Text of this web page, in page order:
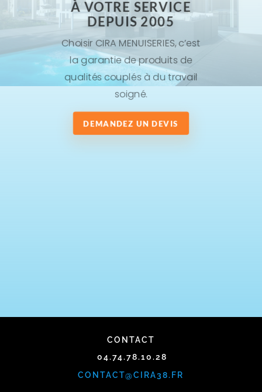
À VOTRE SERVICE
DEPUIS 2005
Choisir CIRA MENUISERIES, c’est
la garantie de produits de
qualités couplés à du travail
soigné.
DEMANDEZ UN DEVIS
CONTACT
04.74.78.10.28
CONTACT@CIRA38.FR